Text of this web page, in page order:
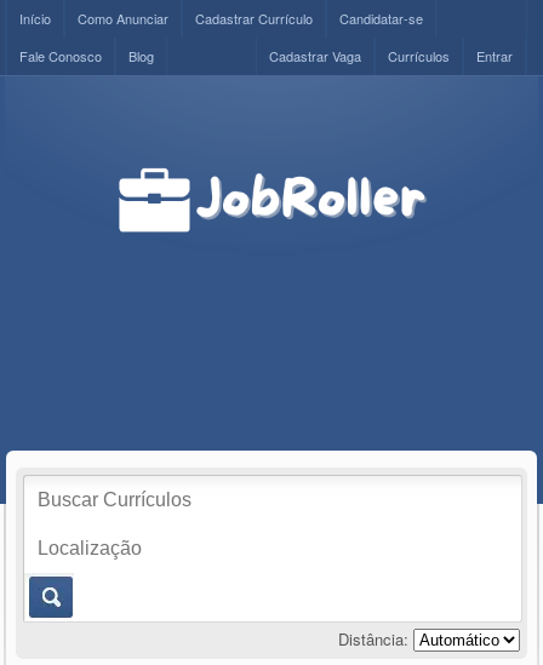
Início Como Anunciar Cadastrar Currículo
Candidatar-se
Fale Conosco
Blog Entrar
Currículos
Cadastrar Vaga
Distância: